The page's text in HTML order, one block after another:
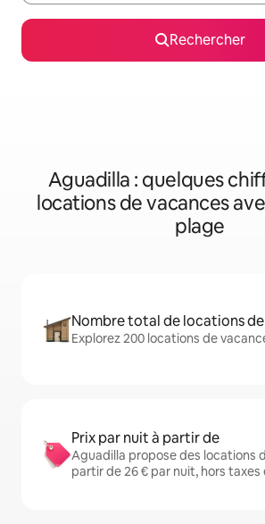
Rechercher
Aguadilla : quelques
locations de vacances
plage
Nombre total de locations
Explorez 200 locations de
Prix par nuit à partir de
Aguadilla propose des locations
partir de 26 € par nuit, hors taxes